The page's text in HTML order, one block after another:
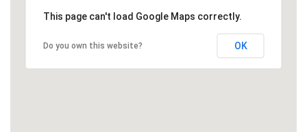
This page can't load Google Maps correctly.
Do you own this website? OK